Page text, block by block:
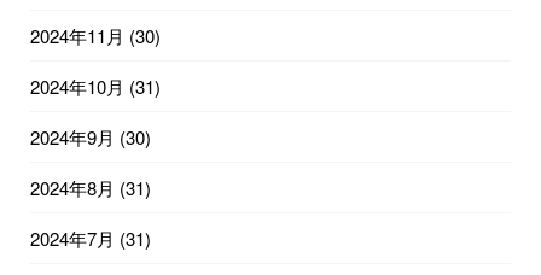
2024年11月 (30)
2024年10月 (31)
2024年9月 (30)
2024年8月 (31)
2024年7月 (31)